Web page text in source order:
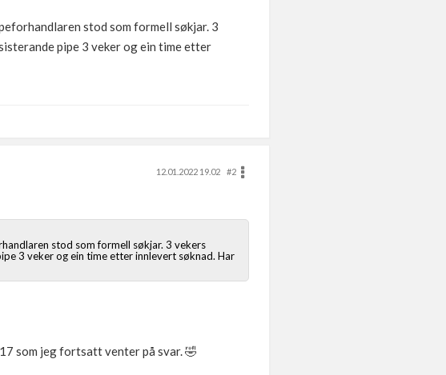
stod som formell søkjar. 3
pipe 3 veker og ein time etter
12.01.2022 19.02
#2
stod som formell søkjar. 3 vekers
3 veker og ein time etter innlevert søknad. Har
som jeg fortsatt venter på svar. 🤣